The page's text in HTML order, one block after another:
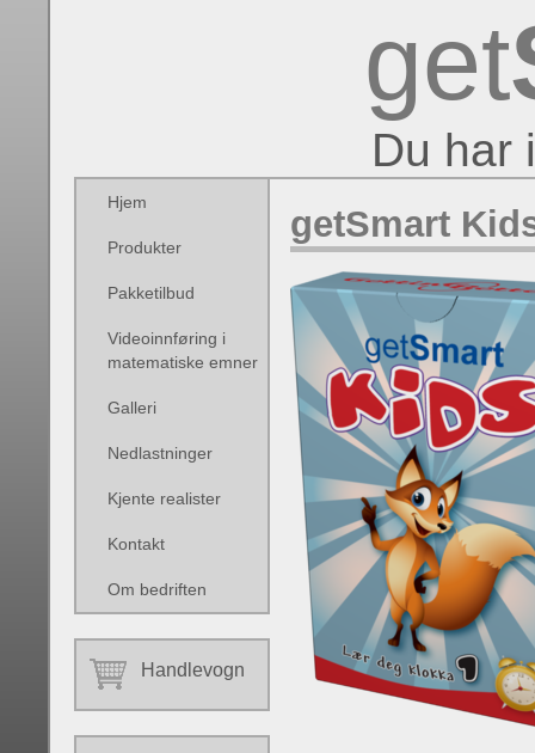
get
Du har
getSmart
Hjem
Produkter
Pakketilbud
Videoinnføring i
matematiske emner
Galleri
Nedlastninger
Kjente realister
Kontakt
Om bedriften
Handlevogn